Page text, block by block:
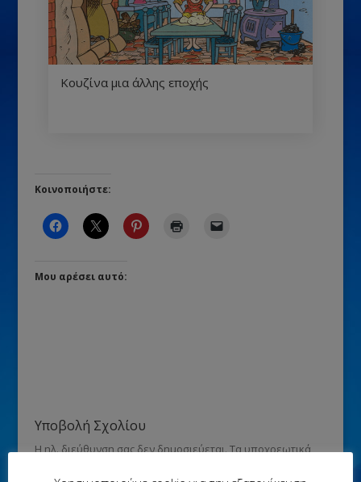
Κουζίνα μια άλλης εποχής
Κοινοποιήστε:
Μου αρέσει αυτό:
Υποβολή Σχολίου
Η ηλ. διεύθυνση σας δεν δημοσιεύεται.Τα υποχρεωτικά